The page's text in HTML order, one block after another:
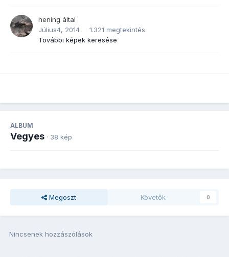
hening által
Július4, 2014
1.321 megtekintés
További képek keresése
ALBUM
Vegyes · 38 kép
Megoszt Követők 0
Nincsenek hozzászólások